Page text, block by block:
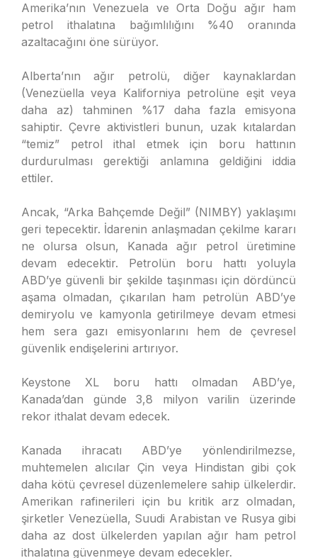
Amerika’nın Venezuela ve Orta Doğu ağır ham
petrol ithalatına bağımlılığını %40 oranında
azaltacağını öne sürüyor.
Alberta’nın ağır petrolü, diğer kaynaklardan
(Venezüella veya Kaliforniya petrolüne eşit veya
daha az) tahminen %17 daha fazla emisyona
sahiptir. Çevre aktivistleri bunun, uzak kıtalardan
“temiz” petrol ithal etmek için boru hattının
durdurulması gerektiği anlamına geldiğini iddia
ettiler.
Ancak, “Arka Bahçemde Değil” (NIMBY) yaklaşımı
geri tepecektir. İdarenin anlaşmadan çekilme kararı
ne olursa olsun, Kanada ağır petrol üretimine
devam edecektir. Petrolün boru hattı yoluyla
ABD’ye güvenli bir şekilde taşınması için dördüncü
aşama olmadan, çıkarılan ham petrolün ABD’ye
demiryolu ve kamyonla getirilmeye devam etmesi
hem sera gazı emisyonlarını hem de çevresel
güvenlik endişelerini artırıyor.
Keystone XL boru hattı olmadan ABD’ye,
Kanada’dan günde 3,8 milyon varilin üzerinde
rekor ithalat devam edecek.
Kanada ihracatı ABD’ye yönlendirilmezse,
muhtemelen alıcılar Çin veya Hindistan gibi çok
daha kötü çevresel düzenlemelere sahip ülkelerdir.
Amerikan rafinerileri için bu kritik arz olmadan,
şirketler Venezüella, Suudi Arabistan ve Rusya gibi
daha az dost ülkelerden yapılan ağır ham petrol
ithalatına güvenmeye devam edecekler.